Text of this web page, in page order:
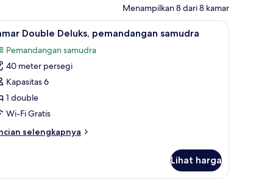
Menampilkan 8 dari 8 kamar
tidur bayi gratis Kamar Double Deluks, pemandangan
5 Double Deluks, pemandangan samudra
Pemandangan samudra
40 meter persegi
Kapasitas 6
1 double
Wi-Fi Gratis
selengkapnya
Lihat harga